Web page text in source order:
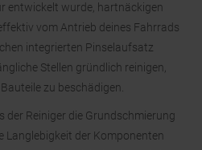
entwickelt wurde, hartnäckigen
vom Antrieb deines Fahrrads
integrierten Pinselaufsatz
Stellen gründlich reinigen,
zu beschädigen.
der Reiniger die Grundschmierung
Langlebigkeit der Komponenten